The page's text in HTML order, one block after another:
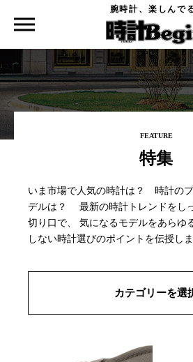
腕時計、楽しんで
FEATURE
特集
いま市場で人気の時計は？ 時計の
デルは？
最新の時計トレンドをし
切り口で、
気になるモデルをあらゆ
しない時計選びのポイントを伝授しま
カテゴリーを選